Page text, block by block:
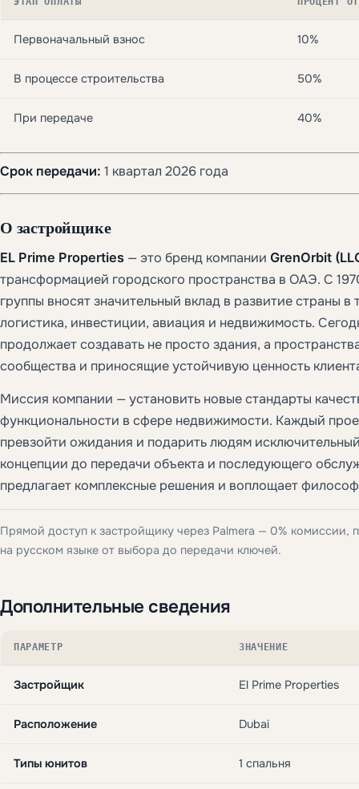
Первоначальный взнос 10%
В процессе строительства 50%
При передаче 40%
Срок передачи: 1 квартал 2026 года
О застройщике
EL Prime Properties — это бренд компании GrenOrbit
трансформацией городского пространства в ОАЭ. С
группы вносят значительный вклад в развитие страны в
логистика, инвестиции, авиация и недвижимость.
продолжает создавать не просто здания, а
сообщества и приносящие устойчивую ценность
Миссия компании — установить новые стандарты
функциональности в сфере недвижимости. Каждый
превзойти ожидания и подарить людям
концепции до передачи объекта и последующего
предлагает комплексные решения и воплощает
Прямой доступ к застройщику через Palmera — 0% комиссии,
на русском языке от выбора до передачи ключей.
Дополнительные сведения
ПАРАМЕТР ЗНАЧЕНИЕ
Застройщик El Prime Properties
Расположение Dubai
Типы юнитов 1 спальня